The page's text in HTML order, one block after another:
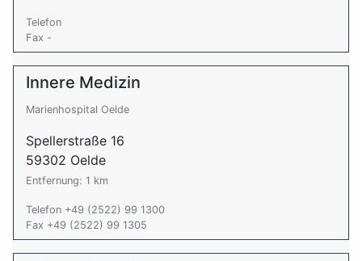
Telefon
Fax -
Innere Medizin
Marienhospital Oelde
Spellerstraße 16
59302 Oelde
Entfernung: 1 km
Telefon +49 (2522) 99 1300
Fax +49 (2522) 99 1305